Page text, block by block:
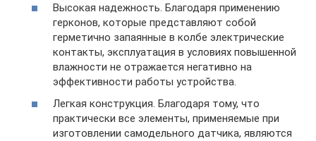
Высокая надежность. Благодаря применению
герконов, которые представляют собой
герметично запаянные в колбе электрические
контакты, эксплуатация в условиях повышенной
влажности не отражается негативно на
эффективности работы устройства.
Легкая конструкция. Благодаря тому, что
практически все элементы, применяемые при
изготовлении самодельного датчика, являются